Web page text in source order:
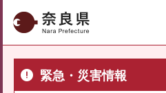
奈良県
緊急・災害情報